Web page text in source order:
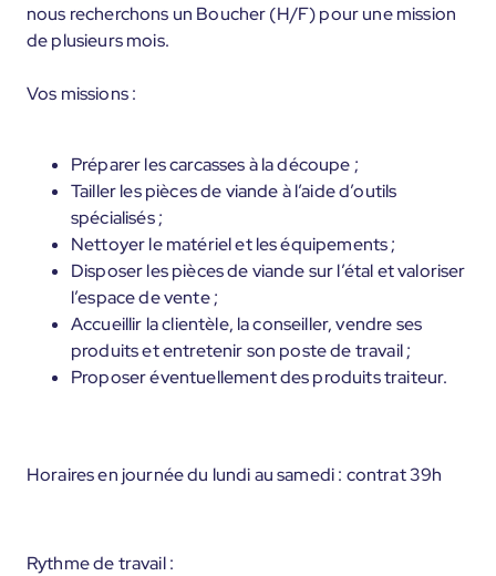
nous recherchons un Boucher (H/F) pour une mission
de plusieurs mois.
Vos missions :
Préparer les carcasses à la découpe ;
Tailler les pièces de viande à l’aide d’outils
spécialisés ;
Nettoyer le matériel et les équipements ;
Disposer les pièces de viande sur l’étal et valoriser
l’espace de vente ;
Accueillir la clientèle, la conseiller, vendre ses
produits et entretenir son poste de travail ;
Proposer éventuellement des produits traiteur.
Horaires en journée du lundi au samedi : contrat 39h
Rythme de travail :